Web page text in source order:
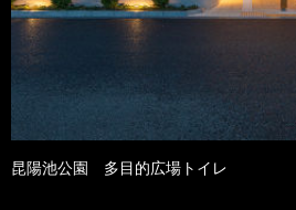
昆陽池公園 多目的広場トイレ